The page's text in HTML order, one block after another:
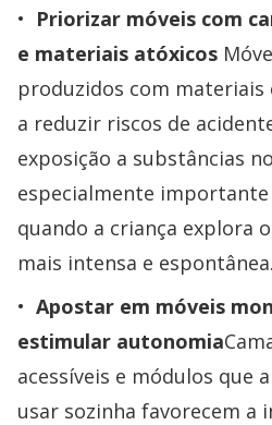
Priorizar móveis com
e materiais atóxicos
produzidos com
a reduzir riscos de
exposição a substâncias
especialmente
quando a criança explora
mais intensa e espontânea.
Apostar em móveis
estimular autonomia
acessíveis e módulos que
usar sozinha favorecem a